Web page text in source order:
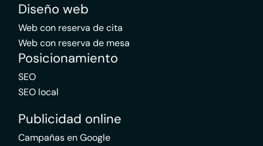
Diseño web
Web con reserva de cita
Web con reserva de mesa
Posicionamiento
SEO
SEO local
Publicidad online
Campañas en Google